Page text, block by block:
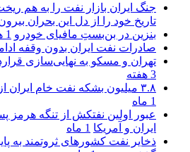
جنگ ایران بازار نفت را به هم
تاریخ خود را از دل این بحران
بنزین در بن‌بستِ مافیای خودرو 1 هفته
صادرات نفت ایران بدون وقفه
تهران و مسکو به نهایی‌سازی
3 هفته
۳.۸ میلیون بشکه نفت خام ایران از محاصره آمریکا عبور کرد
1 ماه
عبور اولین نفتکش از تنگه هرمز
ایران و آمریکا 1 ماه